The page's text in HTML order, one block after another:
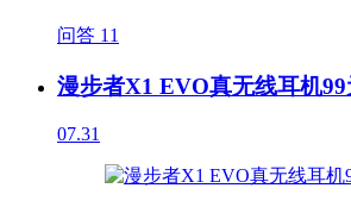
问答 11
漫步者X1 EVO真无线耳机99
07.31